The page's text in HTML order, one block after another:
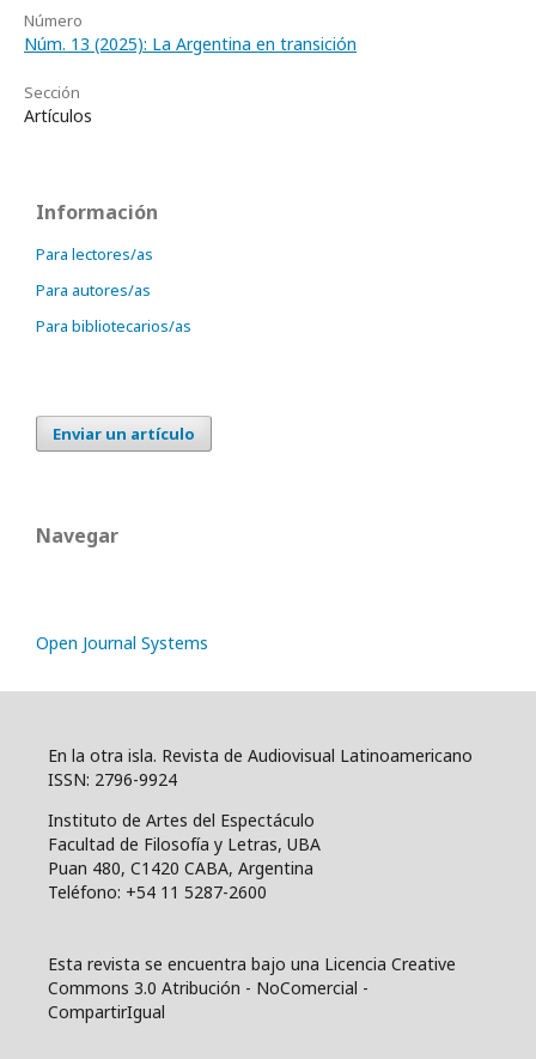
Número
Núm. 13 (2025): La Argentina en transición
Sección
Artículos
Información
Para lectores/as
Para autores/as
Para bibliotecarios/as
Enviar un artículo
Navegar
Open Journal Systems
En la otra isla. Revista de Audiovisual Latinoamericano
ISSN: 2796-9924
Instituto de Artes del Espectáculo
Facultad de Filosofía y Letras, UBA
Puan 480, C1420 CABA, Argentina
Teléfono: +54 11 5287-2600
Esta revista se encuentra bajo una Licencia Creative
Commons 3.0 Atribución - NoComercial -
CompartirIgual